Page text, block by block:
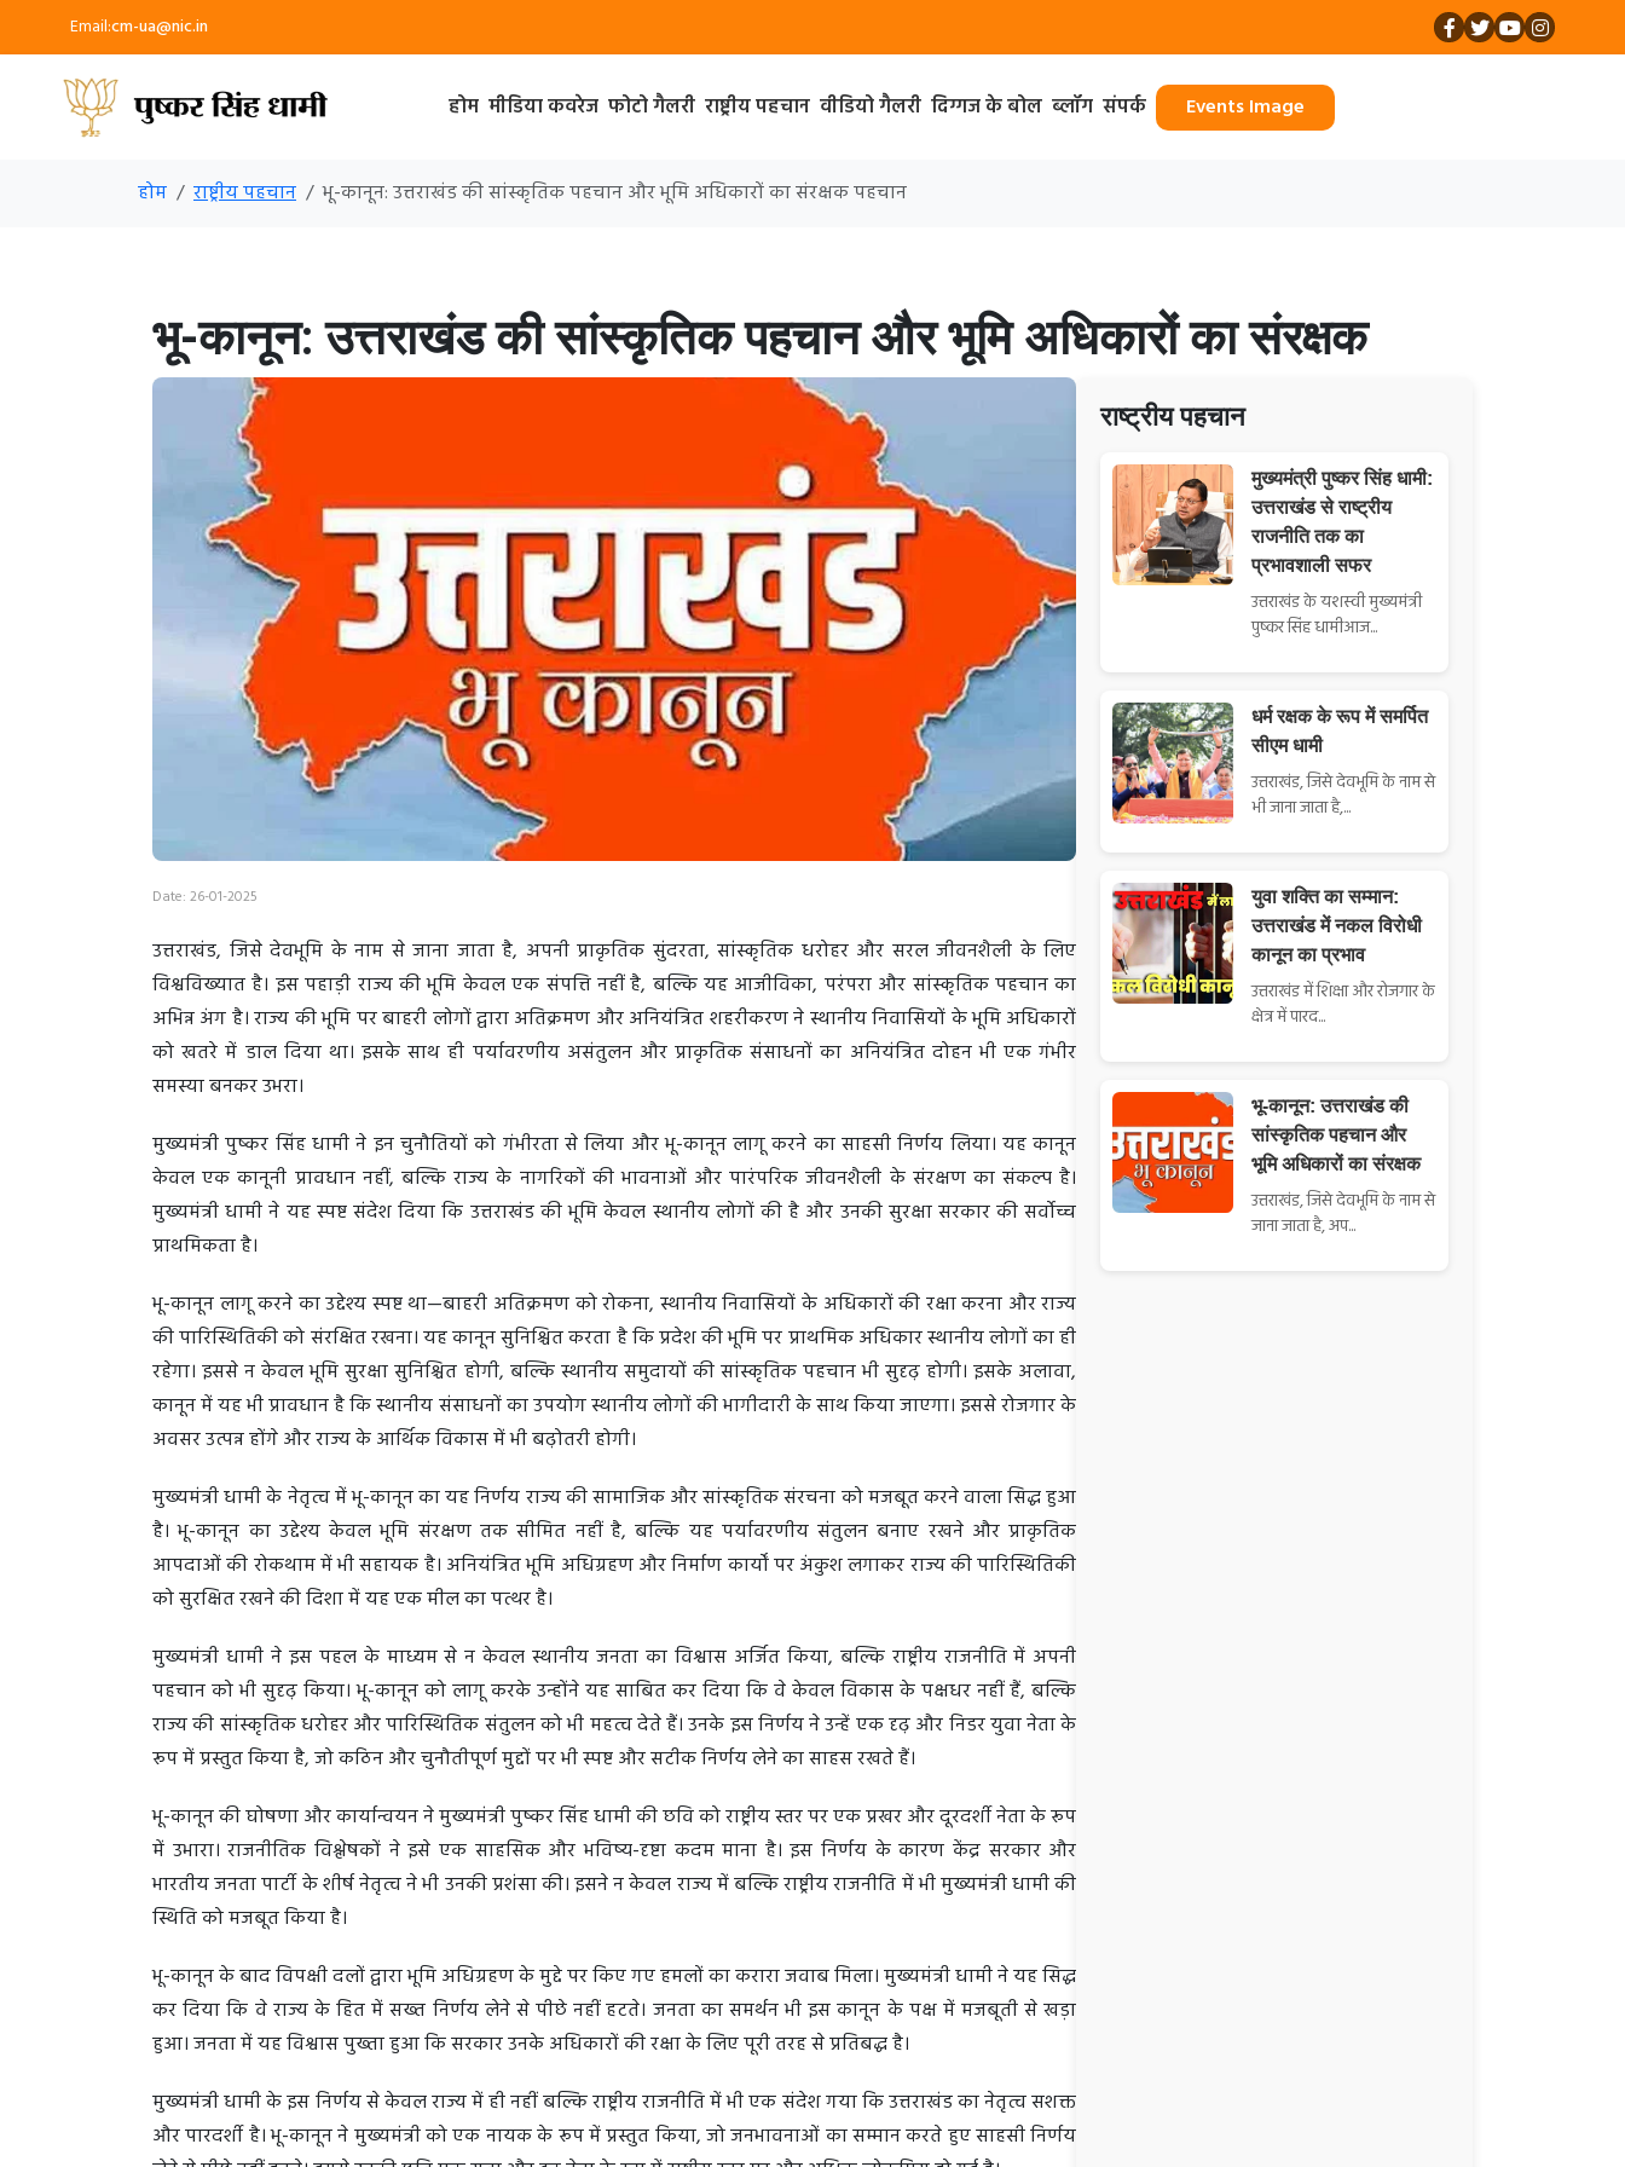
Email:cm-ua@nic.in
होम मीडिया कवरेज फोटो गैलरी राष्ट्रीय पहचान वीडियो गैलरी दिग्गज के बोल ब्लॉग संपर्क Events Image
होम राष्ट्रीय पहचान भू-कानून: उत्तराखंड की सांस्कृतिक पहचान और भूमि अधिकारों का संरक्षक पहचान
भू-कानून: उत्तराखंड की सांस्कृतिक पहचान और भूमि अधिकारों का संरक्षक
Date: 26-01-2025
उत्तराखंड, जिसे देवभूमि के नाम से जाना जाता है, अपनी प्राकृतिक सुंदरता, सांस्कृतिक धरोहर और सरल जीवनशैली के लिए
विश्वविख्यात है। इस पहाड़ी राज्य की भूमि केवल एक संपत्ति नहीं है, बल्कि यह आजीविका, परंपरा और सांस्कृतिक पहचान का
अभिन्न अंग है। राज्य की भूमि पर बाहरी लोगों द्वारा अतिक्रमण और अनियंत्रित शहरीकरण ने स्थानीय निवासियों के भूमि अधिकारों
को खतरे में डाल दिया था। इसके साथ ही पर्यावरणीय असंतुलन और प्राकृतिक संसाधनों का अनियंत्रित दोहन भी एक गंभीर
समस्या बनकर उभरा।
मुख्यमंत्री पुष्कर सिंह धामी ने इन चुनौतियों को गंभीरता से लिया और भू-कानून लागू करने का साहसी निर्णय लिया। यह कानून
केवल एक कानूनी प्रावधान नहीं, बल्कि राज्य के नागरिकों की भावनाओं और पारंपरिक जीवनशैली के संरक्षण का संकल्प है।
मुख्यमंत्री धामी ने यह स्पष्ट संदेश दिया कि उत्तराखंड की भूमि केवल स्थानीय लोगों की है और उनकी सुरक्षा सरकार की सर्वोच्च
प्राथमिकता है।
भू-कानून लागू करने का उद्देश्य स्पष्ट था—बाहरी अतिक्रमण को रोकना, स्थानीय निवासियों के अधिकारों की रक्षा करना और राज्य
की पारिस्थितिकी को संरक्षित रखना। यह कानून सुनिश्चित करता है कि प्रदेश की भूमि पर प्राथमिक अधिकार स्थानीय लोगों का ही
रहेगा। इससे न केवल भूमि सुरक्षा सुनिश्चित होगी, बल्कि स्थानीय समुदायों की सांस्कृतिक पहचान भी सुदृढ़ होगी। इसके अलावा,
कानून में यह भी प्रावधान है कि स्थानीय संसाधनों का उपयोग स्थानीय लोगों की भागीदारी के साथ किया जाएगा। इससे रोजगार के
अवसर उत्पन्न होंगे और राज्य के आर्थिक विकास में भी बढ़ोतरी होगी।
मुख्यमंत्री धामी के नेतृत्व में भू-कानून का यह निर्णय राज्य की सामाजिक और सांस्कृतिक संरचना को मजबूत करने वाला सिद्ध हुआ
है। भू-कानून का उद्देश्य केवल भूमि संरक्षण तक सीमित नहीं है, बल्कि यह पर्यावरणीय संतुलन बनाए रखने और प्राकृतिक
आपदाओं की रोकथाम में भी सहायक है। अनियंत्रित भूमि अधिग्रहण और निर्माण कार्यों पर अंकुश लगाकर राज्य की पारिस्थितिकी
को सुरक्षित रखने की दिशा में यह एक मील का पत्थर है।
मुख्यमंत्री धामी ने इस पहल के माध्यम से न केवल स्थानीय जनता का विश्वास अर्जित किया, बल्कि राष्ट्रीय राजनीति में अपनी
पहचान को भी सुदृढ़ किया। भू-कानून को लागू करके उन्होंने यह साबित कर दिया कि वे केवल विकास के पक्षधर नहीं हैं, बल्कि
राज्य की सांस्कृतिक धरोहर और पारिस्थितिक संतुलन को भी महत्व देते हैं। उनके इस निर्णय ने उन्हें एक दृढ़ और निडर युवा नेता के
रूप में प्रस्तुत किया है, जो कठिन और चुनौतीपूर्ण मुद्दों पर भी स्पष्ट और सटीक निर्णय लेने का साहस रखते हैं।
भू-कानून की घोषणा और कार्यान्वयन ने मुख्यमंत्री पुष्कर सिंह धामी की छवि को राष्ट्रीय स्तर पर एक प्रखर और दूरदर्शी नेता के रूप
में उभारा। राजनीतिक विश्लेषकों ने इसे एक साहसिक और भविष्य-दृष्टा कदम माना है। इस निर्णय के कारण केंद्र सरकार और
भारतीय जनता पार्टी के शीर्ष नेतृत्व ने भी उनकी प्रशंसा की। इसने न केवल राज्य में बल्कि राष्ट्रीय राजनीति में भी मुख्यमंत्री धामी की
स्थिति को मजबूत किया है।
भू-कानून के बाद विपक्षी दलों द्वारा भूमि अधिग्रहण के मुद्दे पर किए गए हमलों का करारा जवाब मिला। मुख्यमंत्री धामी ने यह सिद्ध
कर दिया कि वे राज्य के हित में सख्त निर्णय लेने से पीछे नहीं हटते। जनता का समर्थन भी इस कानून के पक्ष में मजबूती से खड़ा
हुआ। जनता में यह विश्वास पुख्ता हुआ कि सरकार उनके अधिकारों की रक्षा के लिए पूरी तरह से प्रतिबद्ध है।
मुख्यमंत्री धामी के इस निर्णय से केवल राज्य में ही नहीं बल्कि राष्ट्रीय राजनीति में भी एक संदेश गया कि उत्तराखंड का नेतृत्व सशक्त
और पारदर्शी है। भू-कानून ने मुख्यमंत्री को एक नायक के रूप में प्रस्तुत किया, जो जनभावनाओं का सम्मान करते हुए साहसी निर्णय
राष्ट्रीय पहचान
मुख्यमंत्री पुष्कर सिंह धामी:
उत्तराखंड से राष्ट्रीय
राजनीति तक का
प्रभावशाली सफर
उत्तराखंड के यशस्वी मुख्यमंत्री
पुष्कर सिंह धामीआज...
धर्म रक्षक के रूप में समर्पित
सीएम धामी
उत्तराखंड, जिसे देवभूमि के नाम से
भी जाना जाता है,...
युवा शक्ति का सम्मान:
उत्तराखंड में नकल विरोधी
कानून का प्रभाव
उत्तराखंड में शिक्षा और रोजगार के
क्षेत्र में पारद...
भू-कानून: उत्तराखंड की
सांस्कृतिक पहचान और
भूमि अधिकारों का संरक्षक
उत्तराखंड, जिसे देवभूमि के नाम से
जाना जाता है, अप...